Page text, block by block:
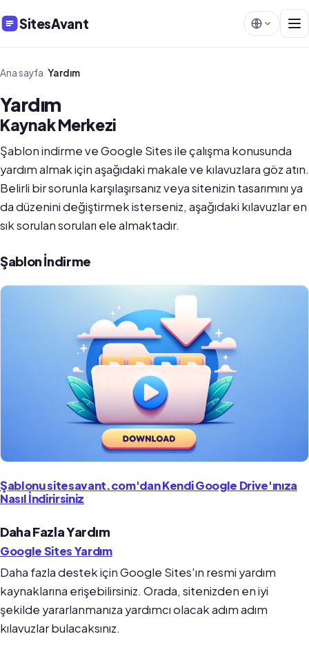
SitesAvant
Ana sayfa/Yardım
Yardım
Kaynak Merkezi
Şablon indirme ve Google Sites ile çalışma konusunda
yardım almak için aşağıdaki makale ve kılavuzlara göz atın.
Belirli bir sorunla karşılaşırsanız veya sitenizin tasarımını ya
da düzenini değiştirmek isterseniz, aşağıdaki kılavuzlar en
sık sorulan soruları ele almaktadır.
Şablon İndirme
Şablonu sitesavant.com'dan Kendi Google Drive'ınıza
Nasıl İndirirsiniz
Daha Fazla Yardım
Google Sites Yardım
Daha fazla destek için Google Sites'ın resmi yardım
kaynaklarına erişebilirsiniz. Orada, sitenizden en iyi
şekilde yararlanmanıza yardımcı olacak adım adım
kılavuzlar bulacaksınız.